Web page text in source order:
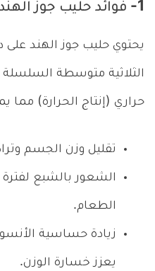
1- فوائد حليب جوز الهند للتخسيس
يحتوي حليب جوز الهند
الثلاثية متوسطة السلسلة
حراري (إنتاج الحرارة) مما
تقليل وزن الجسم
الشعور بالشبع
الطعام.
زيادة حساسية
يعزز خسارة الوزن.